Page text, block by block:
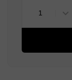
1